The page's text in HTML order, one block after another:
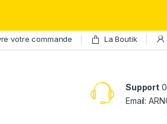
votre commande La Boutik
Support
Email: